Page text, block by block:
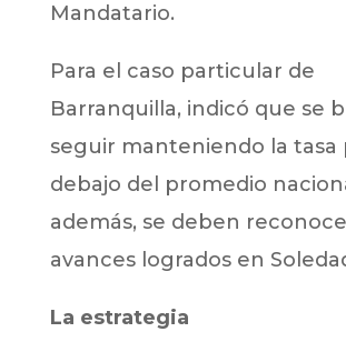
Mandatario.
Para el caso particular de
Barranquilla, indicó que se
seguir manteniendo la tasa
debajo del promedio
además, se deben
avances logrados en
La estrategia